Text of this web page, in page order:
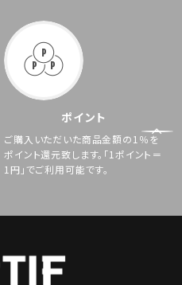
ポイント
ご購入いただいた商品金額の1％を
ポイント還元致します。「1ポイント＝
1円」でご利用可能です。